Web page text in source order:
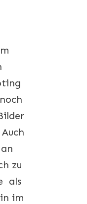
zu
als
im